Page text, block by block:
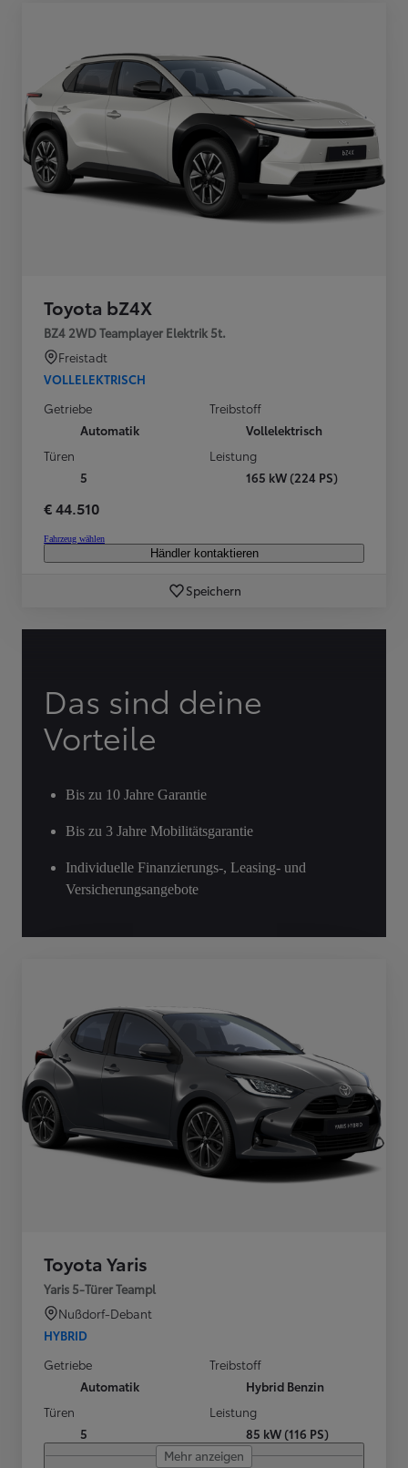
Toyota bZ4X
BZ4 2WD Teamplayer Elektrik 5t.
Freistadt
VOLLELEKTRISCH
Getriebe
Automatik
Treibstoff
Vollelektrisch
Türen
5
Leistung
165 kW (224 PS)
€ 44.510
Fahrzeug wählen
Händler kontaktieren
Speichern
Das sind deine
Vorteile
Bis zu 10 Jahre Garantie
Bis zu 3 Jahre Mobilitätsgarantie
Individuelle Finanzierungs-, Leasing- und
Versicherungsangebote
Toyota Yaris
Yaris 5-Türer Teampl
Nußdorf-Debant
HYBRID
Getriebe
Automatik
Treibstoff
Hybrid Benzin
Türen
5
Leistung
85 kW (116 PS)
Mehr anzeigen